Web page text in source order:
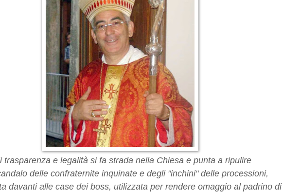
trasparenza e legalità si fa strada nella Chiesa e punta a ripulire
delle confraternite inquinate e degli "inchini" delle processioni,
davanti alle case dei boss, utilizzata per rendere omaggio al padrino di